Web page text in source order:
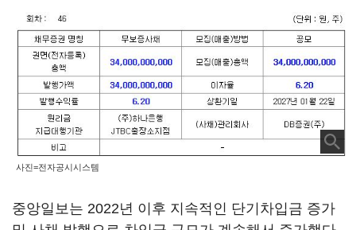
사진=전자공시시스템
중앙일보는 2022년 이후 지속적인 단기차입금 증가